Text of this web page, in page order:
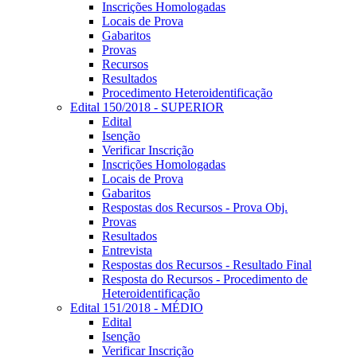
Inscrições Homologadas
Locais de Prova
Gabaritos
Provas
Recursos
Resultados
Procedimento Heteroidentificação
Edital 150/2018 - SUPERIOR
Edital
Isenção
Verificar Inscrição
Inscrições Homologadas
Locais de Prova
Gabaritos
Respostas dos Recursos - Prova Obj.
Provas
Resultados
Entrevista
Respostas dos Recursos - Resultado Final
Resposta do Recursos - Procedimento de
Heteroidentificação
Edital 151/2018 - MÉDIO
Edital
Isenção
Verificar Inscrição